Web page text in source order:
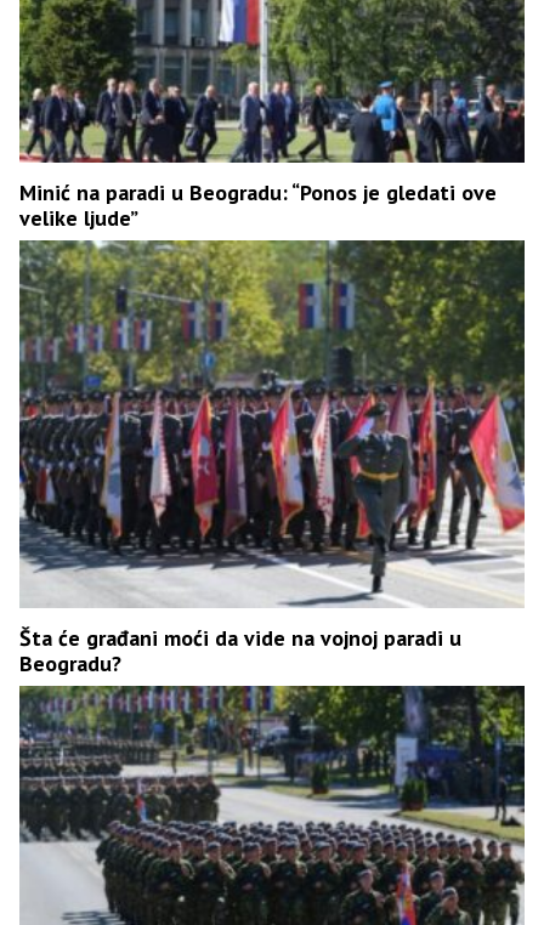
Minić na paradi u Beogradu: “Ponos je gledati ove
velike ljude”
Šta će građani moći da vide na vojnoj paradi u
Beogradu?